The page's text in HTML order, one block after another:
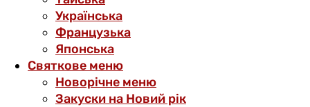
Українська
Французька
Японська
Святкове меню
Новорічне меню
Закуски на Новий рік